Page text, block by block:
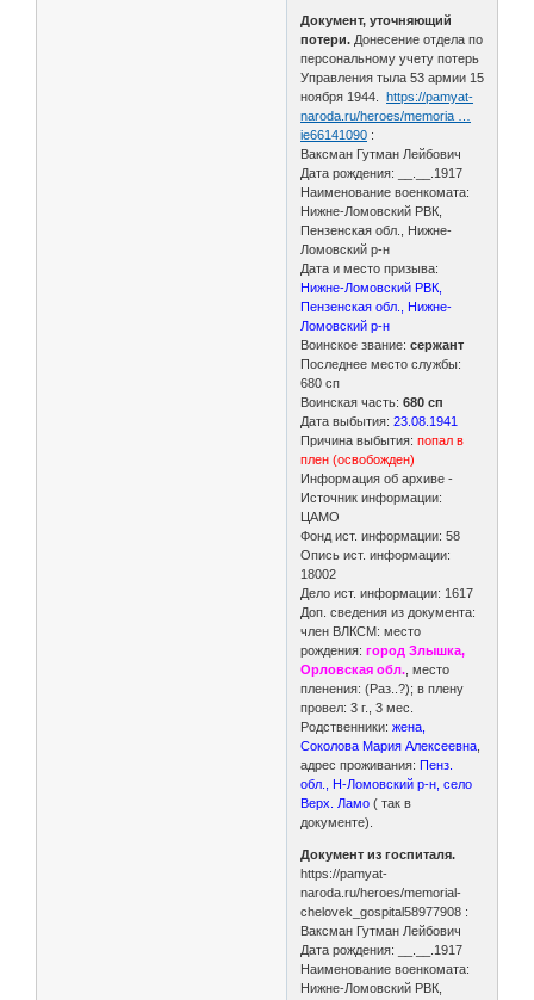
Документ, уточняющий
потери. Донесение отдела по
персональному учету потерь
Управления тыла 53 армии 15
ноября 1944.https://pamyat-
naroda.ru/heroes/memoria …
ie66141090 :
Ваксман Гутман Лейбович
Дата рождения: __.__.1917
Наименование военкомата:
Нижне-Ломовский РВК,
Пензенская обл., Нижне-
Ломовский р-н
Дата и место призыва:
Нижне-Ломовский РВК,
Пензенская обл., Нижне-
Ломовский р-н
Воинское звание: сержант
Последнее место службы:
680 сп
Воинская часть: 680 сп
Дата выбытия:23.08.1941
Причина выбытия:попал в
плен (освобожден)
Информация об архиве -
Источник информации:
ЦАМО
Фонд ист. информации: 58
Опись ист. информации:
18002
Дело ист. информации: 1617
Доп. сведения из документа:
член ВЛКСМ: место
рождения:город Злышка,
Орловская обл. , место
пленения: (Раз..?); в плену
провел: 3 г., 3 мес.
Родственники:жена,
Соколова Мария Алексеевна
адрес проживания:Пенз.
обл., Н-Ломовский р-н, село
Верх. Ламо ( так в
документе).
Документ из госпиталя.
https://pamyat-
naroda.ru/heroes/memorial-
chelovek_gospital58977908 :
Ваксман Гутман Лейбович
Дата рождения: __.__.1917
Наименование военкомата:
Нижне-Ломовский РВК,